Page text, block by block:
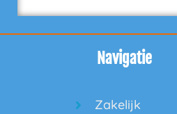
Navigatie
Zakelijk